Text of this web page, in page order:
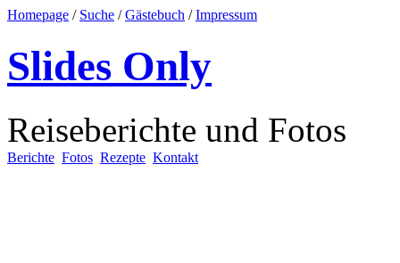
Homepage / Suche /Gästebuch /Impressum
Slides Only
Reiseberichte und Fotos
Berichte Fotos Rezepte Kontakt